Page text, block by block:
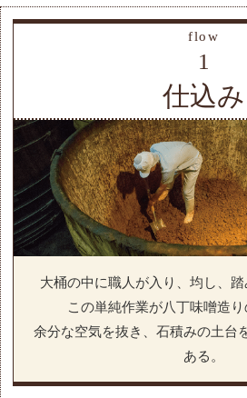
flow
1
仕込み
大桶の中に職人が入り、均し、踏
この単純作業が八丁味噌造り
余分な空気を抜き、石積みの土台
ある。